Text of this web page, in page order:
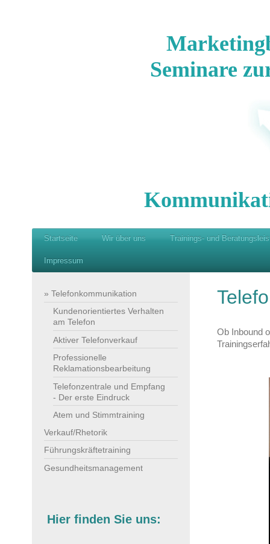
Seminare
Startseite Wir über uns Trainings- und
Impressum
Ob Inbound
Telefonkommunikation
Kundenorientiertes Verhalten
am Telefon
Aktiver Telefonverkauf
Professionelle
Reklamationsbearbeitung
Telefonzentrale und Empfang
- Der erste Eindruck
Atem und Stimmtraining
Verkauf/Rhetorik
Führungskräftetraining
Gesundheitsmanagement
Hier finden Sie uns: